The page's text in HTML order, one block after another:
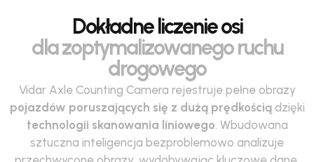
Dokładne liczenie osi
dla zoptymalizowanego ruchu
drogowego
Vidar Axle Counting Camera rejestruje pełne obrazy
pojazdów poruszających się z dużą prędkością dzięki
technologii skanowania liniowego. Wbudowana
sztuczna inteligencja bezproblemowo analizuje